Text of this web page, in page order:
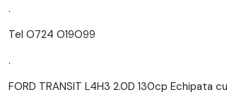
.
Tel O724 O19O99
.
FORD TRANSIT L4H3 2.0D 130cp Echipata